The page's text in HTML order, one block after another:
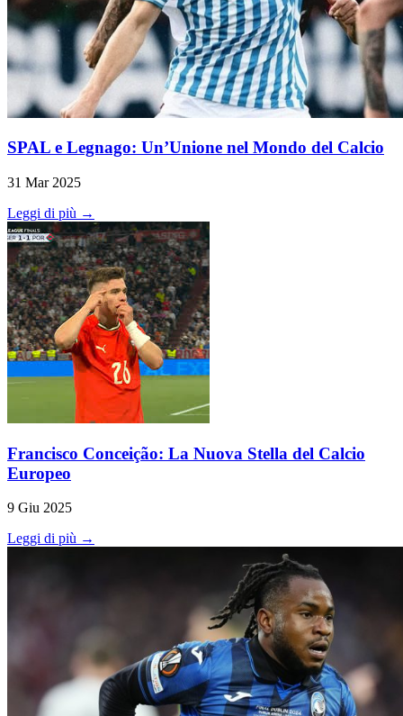
SPAL e Legnago: Un’Unione nel Mondo del Calcio
31 Mar 2025
Leggi di più →
Francisco Conceição: La Nuova Stella del Calcio
Europeo
9 Giu 2025
Leggi di più →